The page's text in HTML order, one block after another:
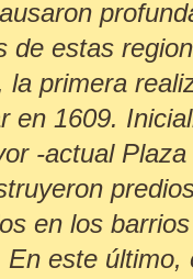
de estas
la primera
en 1609.
-actual
en los
este último,